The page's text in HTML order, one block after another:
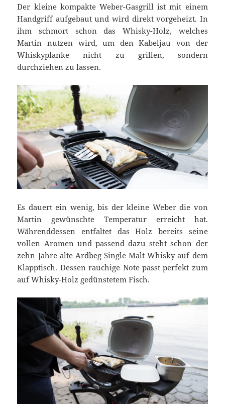
Der kleine kompakte Weber-Gasgrill ist mit einem
Handgriff aufgebaut und wird direkt vorgeheizt. In
ihm schmort schon das Whisky-Holz, welches
Martin nutzen wird, um den Kabeljau von der
Whiskyplanke nicht zu grillen, sondern
durchziehen zu lassen.
Es dauert ein wenig, bis der kleine Weber die von
Martin gewünschte Temperatur erreicht hat.
Währenddessen entfaltet das Holz bereits seine
vollen Aromen und passend dazu steht schon der
zehn Jahre alte Ardbeg Single Malt Whisky auf dem
Klapptisch. Dessen rauchige Note passt perfekt zum
auf Whisky-Holz gedünstetem Fisch.